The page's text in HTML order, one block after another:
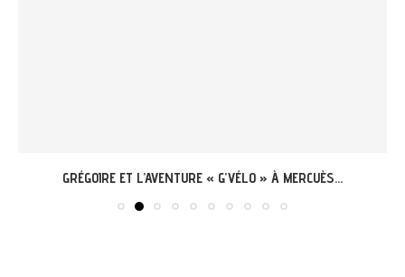
GRÉGOIRE ET L’AVENTURE « G’VÉLO » À MERCUÈS...